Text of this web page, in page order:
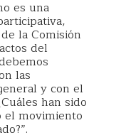
es una
la Comisión
del
las
y con el
han sido
el movimiento